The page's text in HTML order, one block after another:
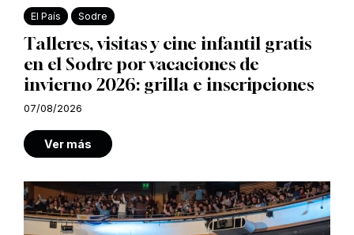
El País Sodre
Talleres, visitas y cine infantil gratis
en el Sodre por vacaciones de
invierno 2026: grilla e inscripciones
07/08/2026
Ver más